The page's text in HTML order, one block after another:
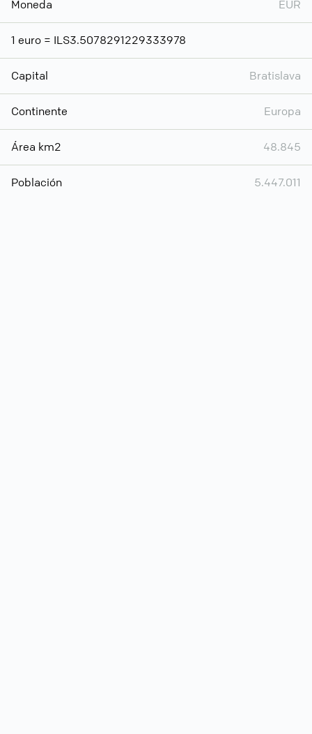
Moneda EUR
1 euro = ILS3.5078291229333978
Capital Bratislava
Continente Europa
Área km2 48.845
Población 5.447.011